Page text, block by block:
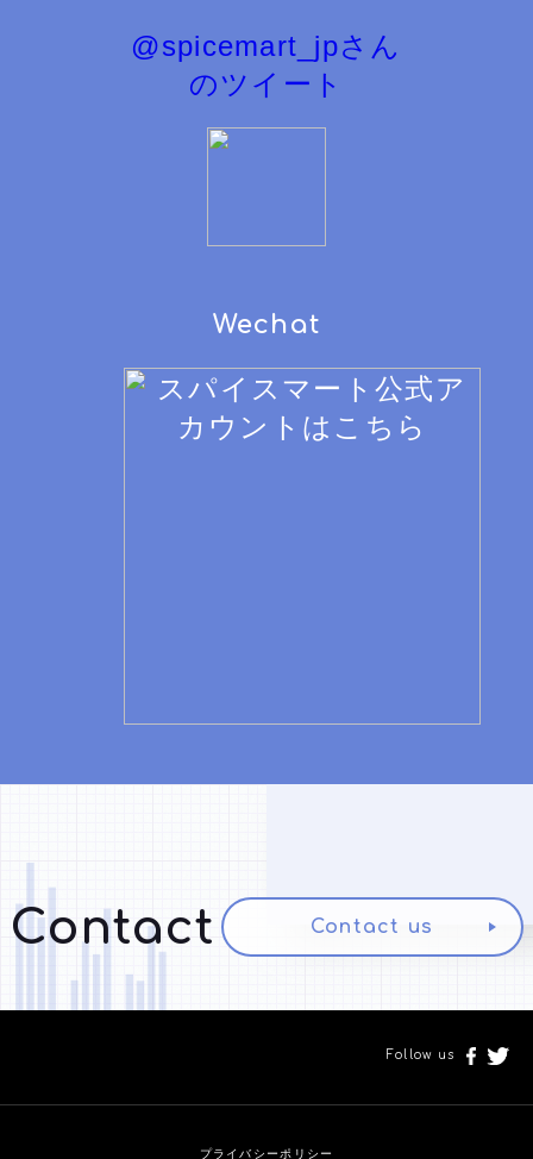
@spicemart_jpさん
のツイート
Wechat
Contact Contact us
Follow us
プライバシーポリシー